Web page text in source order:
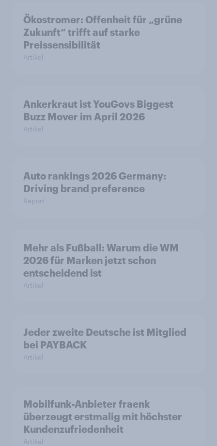
Ökostromer: Offenheit für „grüne
Zukunft“ trifft auf starke
Preissensibilität
Artikel
Ankerkraut ist YouGovs Biggest
Buzz Mover im April 2026
Artikel
Auto rankings 2026 Germany:
Driving brand preference
Report
Mehr als Fußball: Warum die WM
2026 für Marken jetzt schon
entscheidend ist
Artikel
Jeder zweite Deutsche ist Mitglied
bei PAYBACK
Artikel
Mobilfunk-Anbieter fraenk
überzeugt erstmalig mit höchster
Kundenzufriedenheit
Artikel